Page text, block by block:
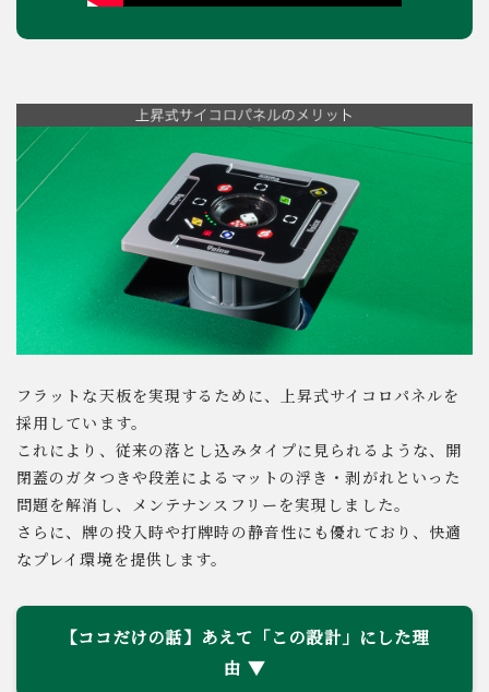
フラットな天板を実現するために、上昇式サイコロパネルを
採用しています。
これにより、従来の落とし込みタイプに見られるような、開
閉蓋のガタつきや段差によるマットの浮き・剥がれといった
問題を解消し、メンテナンスフリーを実現しました。
さらに、牌の投入時や打牌時の静音性にも優れており、快適
なプレイ環境を提供します。
【ココだけの話】あえて「この設計」にした理
由